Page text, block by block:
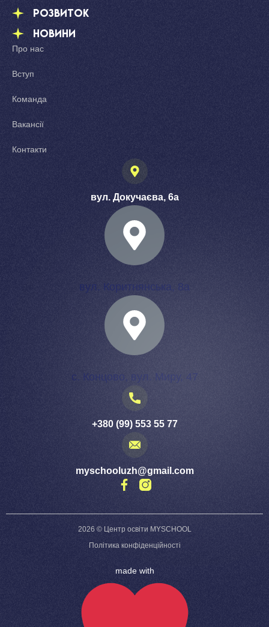
Розвиток
Новини
Про нас
Вступ
Команда
Вакансії
Контакти
вул. Докучаєва, 6а
вул. Коритнянська, 8а
с. Концово, вул. Миру, 47
+380 (99) 553 55 77
myschooluzh@gmail.com
2026 © Центр освіти MYSCHOOL
Політика конфіденційності
made with